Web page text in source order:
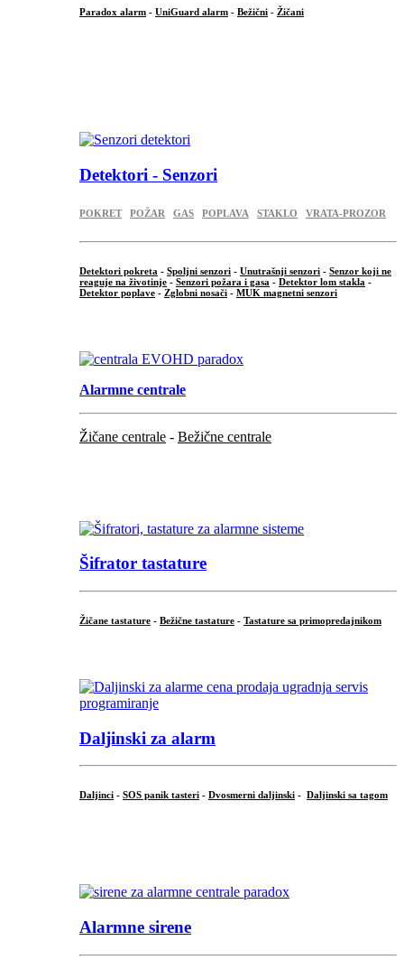
Paradox alarm - UniGuard alarm - Bežični - Žičani
Detektori - Senzori
POKRET POŽAR GAS POPLAVA STAKLO VRATA-PROZOR
Detektori pokreta - Spoljni senzori - Unutrašnji senzori - Senzor koji ne
reaguje na životinje - Senzori požara i gasa - Detektor lom stakla -
Detektor poplave - Zglobni nosači - MUK magnetni senzori
Alarmne centrale
Žičane centrale - Bežične centrale
Šifrator tastature
Žičane tastature - Bežične tastature - Tastature sa primopredajnikom
Daljinski za alarm
Daljinci - SOS panik tasteri - Dvosmerni daljinski - Daljinski sa tagom
Alarmne sirene